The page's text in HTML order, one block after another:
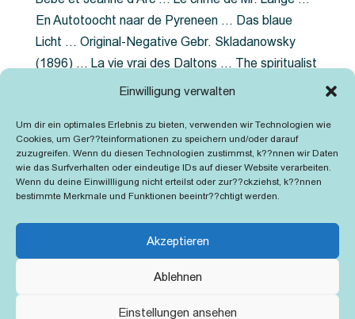
Einwilligung verwalten
Um dir ein optimales Erlebnis zu bieten, verwenden wir Technologien wie
Cookies, um Ger??teinformationen zu speichern und/oder darauf
zuzugreifen. Wenn du diesen Technologien zustimmst, k??nnen wir Daten
wie das Surfverhalten oder eindeutige IDs auf dieser Website verarbeiten.
Wenn du deine Einwillligung nicht erteilst oder zur??ckziehst, k??nnen
bestimmte Merkmale und Funktionen beeintr??chtigt werden.
Akzeptieren
Ablehnen
Einstellungen ansehen
En Autotoocht naar de Pyreneen … Das blaue
Licht … Original-Negative Gebr. Skladanowsky
(1896) … La vie vrai des Daltons … The spiritualist
photographer … Feuer im Fjord … The Song of the
Grubenlampe … Tolstoy … Grün ist die Heide …
Lady Hamilton … Mütter verzaget nicht …
Ruttmann Werbefilme